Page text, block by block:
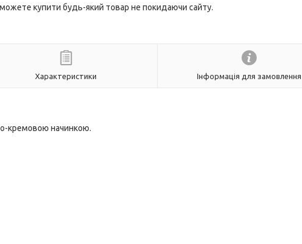
купити будь-який товар не покидаючи сайту.
Характеристики Інформація для замовлення
кремовою начинкою.